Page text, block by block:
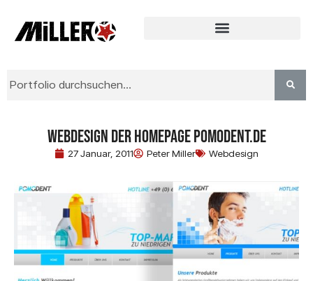
Webdesign der Homepage Pomodent.de
27 Januar, 2011 Peter Miller Webdesign